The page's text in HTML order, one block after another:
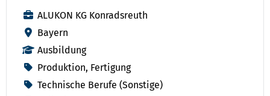
ALUKON KG Konradsreuth
Bayern
Ausbildung
Produktion, Fertigung
Technische Berufe (Sonstige)